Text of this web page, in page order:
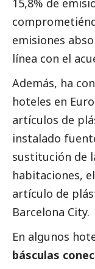
15,8% de
emisiones
línea con el
Además, ha
hoteles en
artículos de
instalado
sustitución de
habitaciones,
artículo de
Barcelona City.
En algunos
básculas